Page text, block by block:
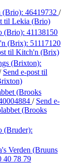
(Brio): 46419732 /
til Lekia (Brio)
(Brio): 41138150
(Brix): 51117120
til Kitch'n (Brix)
(Brixton):
Send e-post til
(Brooks
/ Send e-
(Brooks
(Bruder):
Verden (Bruuns
40 78 79